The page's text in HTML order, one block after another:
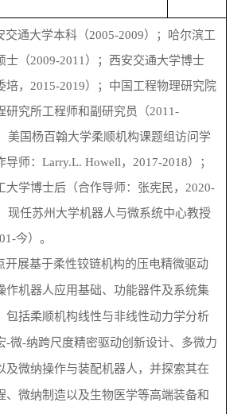
交通大学本科（2005-2009）；哈尔滨工
士（2009-2011 ）；西安交通大学博士
培， 2015-2019）；中国工程物理研究院
研究所工程师和副研究员（2011-
美国杨百翰大学柔顺机构课题组访问学
师： Larry.L. Howell， 2017-2018）；
大学博士后（合作导师：张宪民， 2020-
现任苏州大学机器人与微系统中心教授
今）。
开展基于柔性铰链机构的压电精微驱动
作机器人应用基础、功能器件及系统集
包括柔顺机构线性与非线性动力学分析
-微-纳跨尺度精密驱动创新设计、 多微力
及微纳操作与装配机器人，并探索其在
、微纳制造以及生物医学等高端装备和